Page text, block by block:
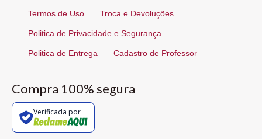
Termos de Uso Troca e Devoluções
Politica de Privacidade e Segurança
Politica de Entrega Cadastro de Professor
Compra 100% segura
Verificada por